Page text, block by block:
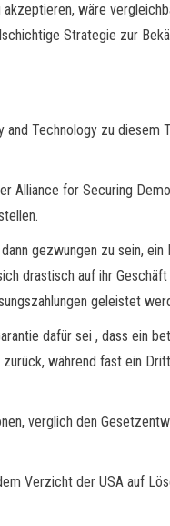
wäre
Strategie zur
Technology zu diesem
Alliance for Securing
gezwungen zu sein, ein
drastisch auf ihr
geleistet
dafür sei , dass ein
während fast ein
verglich den
Verzicht der USA auf